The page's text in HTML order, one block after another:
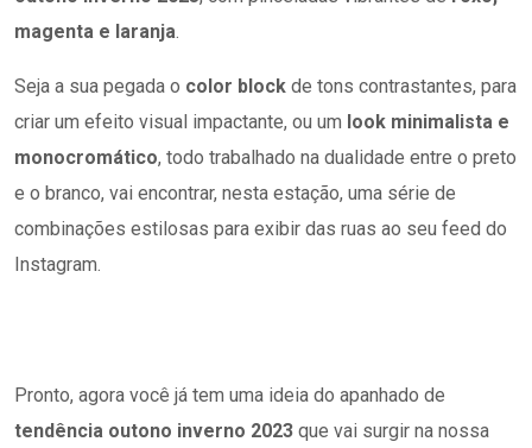
magenta e laranja.
Seja a sua pegada o color block de tons contrastantes, para
criar um efeito visual impactante, ou um look minimalista e
monocromático, todo trabalhado na dualidade entre o preto
e o branco, vai encontrar, nesta estação, uma série de
combinações estilosas para exibir das ruas ao seu feed do
Instagram.
Pronto, agora você já tem uma ideia do apanhado de
tendência outono inverno 2023 que vai surgir na nossa